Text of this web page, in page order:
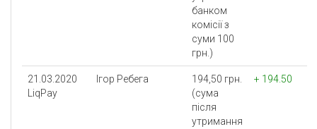
банком
комісії з
суми 100
грн.)
21.03.2020
LiqPay
Ігор Ребега
194,50 грн.
(сума
після
утримання
+ 194.50